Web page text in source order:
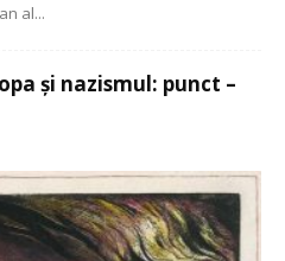
al...
și nazismul: punct –